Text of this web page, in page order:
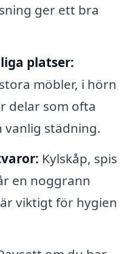
ger ett bra
platser:
möbler, i hörn
delar som ofta
vanlig städning.
Kylskåp, spis
en noggrann
viktigt för hygien